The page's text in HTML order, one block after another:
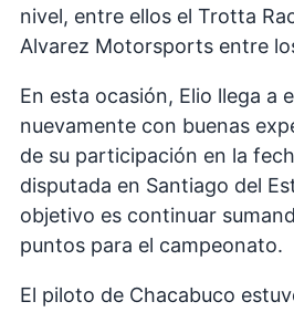
nivel, entre ellos el Trotta
Alvarez Motorsports entre
En esta ocasión, Elio llega a
nuevamente con buenas
de su participación en la
disputada en Santiago del
objetivo es continuar
puntos para el campeonato.
El piloto de Chacabuco